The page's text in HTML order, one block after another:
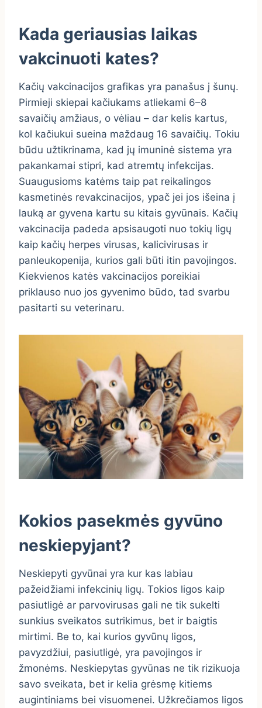
Kada geriausias laikas
vakcinuoti kates?
Kačių vakcinacijos grafikas yra panašus į šunų.
Pirmieji skiepai kačiukams atliekami 6–8
savaičių amžiaus, o vėliau – dar kelis kartus,
kol kačiukui sueina maždaug 16 savaičių. Tokiu
būdu užtikrinama, kad jų imuninė sistema yra
pakankamai stipri, kad atremtų infekcijas.
Suaugusioms katėms taip pat reikalingos
kasmetinės revakcinacijos, ypač jei jos išeina į
lauką ar gyvena kartu su kitais gyvūnais. Kačių
vakcinacija padeda apsisaugoti nuo tokių ligų
kaip kačių herpes virusas, kalicivirusas ir
panleukopenija, kurios gali būti itin pavojingos.
Kiekvienos katės vakcinacijos poreikiai
priklauso nuo jos gyvenimo būdo, tad svarbu
pasitarti su veterinaru.
Kokios pasekmės gyvūno
neskiepyjant?
Neskiepyti gyvūnai yra kur kas labiau
pažeidžiami infekcinių ligų. Tokios ligos kaip
pasiutligė ar parvovirusas gali ne tik sukelti
sunkius sveikatos sutrikimus, bet ir baigtis
mirtimi. Be to, kai kurios gyvūnų ligos,
pavyzdžiui, pasiutligė, yra pavojingos ir
žmonėms. Neskiepytas gyvūnas ne tik rizikuoja
savo sveikata, bet ir kelia grėsmę kitiems
augintiniams bei visuomenei. Užkrečiamos ligos